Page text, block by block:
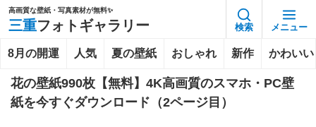
高画質な壁紙・写真素材が無料✨️
三重フォトギャラリー 検索 メニュー
8月の開運 人気 夏の壁紙 おしゃれ 新作 かわいい
花の壁紙990枚【無料】4K高画質のスマホ・PC壁
紙を今すぐダウンロード（2ページ目）